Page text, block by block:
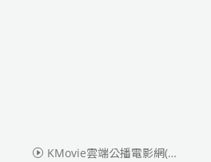
KMovie雲端公播電影網(迪士尼、福斯、索尼)